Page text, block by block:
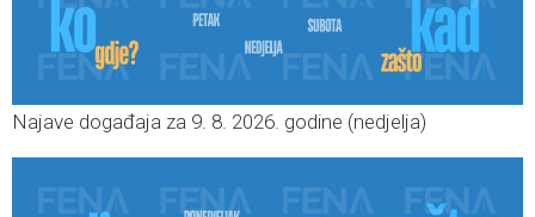
Najave događaja za 9. 8. 2026. godine (nedjelja)